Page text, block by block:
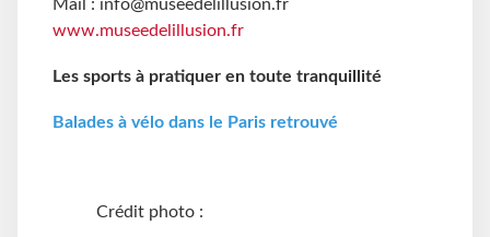
Mail : info@museedelillusion.fr
www.museedelillusion.fr
Les sports à pratiquer en toute tranquillité
Balades à vélo dans le Paris retrouvé
Crédit photo :